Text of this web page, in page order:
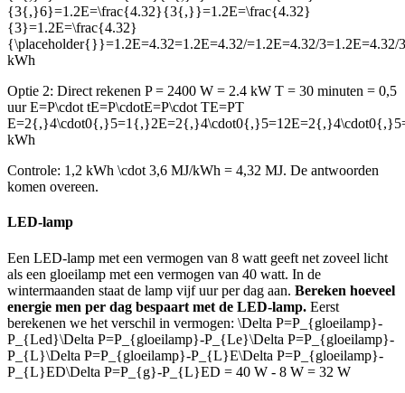
{3{,}6}=1.2E=\frac{4.32}{3{,}}=1.2E=\frac{4.32}
{3}=1.2E=\frac{4.32}
{\placeholder{}}=1.2E=4.32=1.2E=4.32/=1.2E=4.32/3=1.2E=4.32/
kWh
Optie 2: Direct rekenen P = 2400 W = 2.4 kW T = 30 minuten = 0,5
uurE=P\cdot tE=P\cdotE=P\cdot TE=PT
kWh
Controle: 1,2 kWh \cdot 3,6 MJ/kWh = 4,32 MJ. De antwoorden
komen overeen.
LED-lamp
Een LED-lamp met een vermogen van 8 watt geeft net zoveel licht
als een gloeilamp met een vermogen van 40 watt. In de
wintermaanden staat de lamp vijf uur per dag aan. Bereken hoeveel
energie men per dag bespaart met de LED-lamp. Eerst
berekenen we het verschil in vermogen: \Delta P=P_{gloeilamp}-
P_{Led}\Delta P=P_{gloeilamp}-P_{Le}\Delta P=P_{gloeilamp}-
P_{L}\Delta P=P_{gloeilamp}-P_{L}E\Delta P=P_{gloeilamp}-
P_{L}ED\Delta P=P_{g}-P_{L}ED = 40 W - 8 W = 32 W